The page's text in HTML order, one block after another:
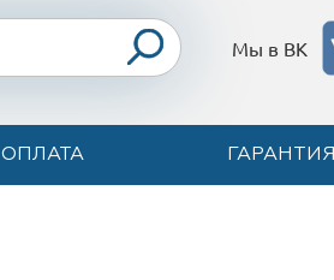
ОПЛАТА ГАРАНТИЯ
Мы в ВК